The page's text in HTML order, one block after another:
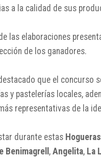
a la calidad de sus
las elaboraciones
de los ganadores.
que el concurso
y pastelerías locales,
representativas de la
durante estas
Benimagrell , Angelita, La